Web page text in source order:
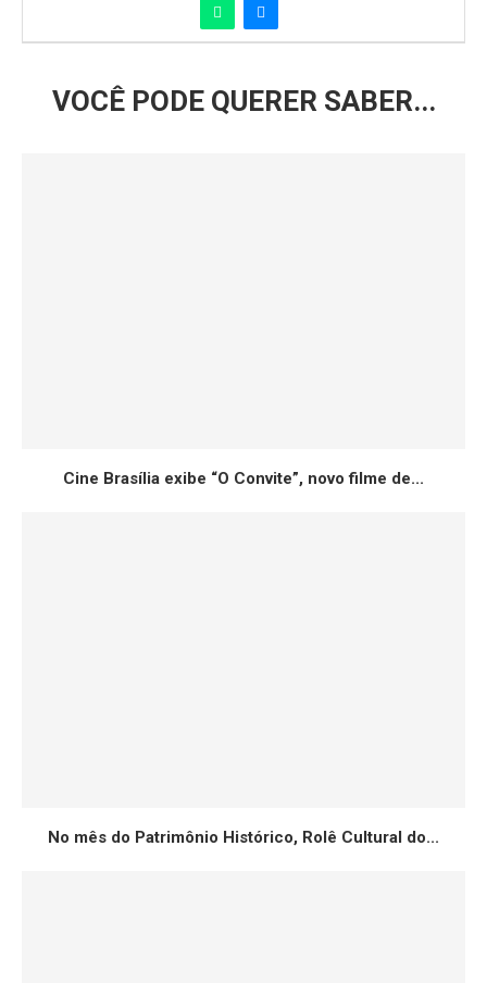
VOCÊ PODE QUERER SABER...
Cine Brasília exibe “O Convite”, novo filme de...
No mês do Patrimônio Histórico, Rolê Cultural do...